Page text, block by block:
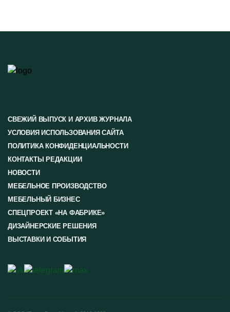
СВЕЖИЙ ВЫПУСК И АРХИВ ЖУРНАЛА
УСЛОВИЯ ИСПОЛЬЗОВАНИЯ САЙТА
ПОЛИТИКА КОНФИДЕНЦИАЛЬНОСТИ
КОНТАКТЫ РЕДАКЦИИ
НОВОСТИ
МЕБЕЛЬНОЕ ПРОИЗВОДСТВО
МЕБЕЛЬНЫЙ БИЗНЕС
СПЕЦПРОЕКТ «НА ФАБРИКЕ»
ДИЗАЙНЕРСКИЕ РЕШЕНИЯ
ВЫСТАВКИ И СОБЫТИЯ